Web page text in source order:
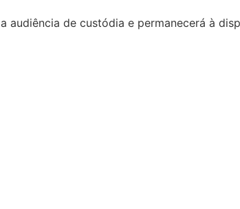
de custódia e permanecerá à